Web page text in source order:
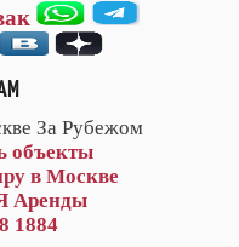
За Рубежом
объекты
в Москве
Аренды
1884